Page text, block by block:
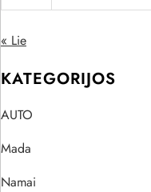
« Lie
KATEGORIJOS
AUTO
Mada
Namai